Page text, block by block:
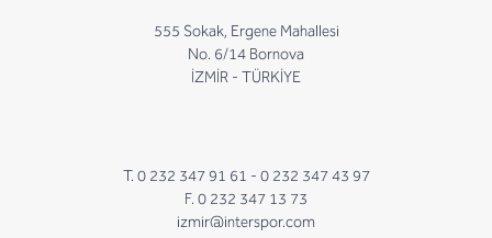
555 Sokak, Ergene Mahallesi
No. 6/14 Bornova
İZMİR - TÜRKİYE
T. 0 232 347 91 61 - 0 232 347 43 97
F. 0 232 347 13 73
izmir@interspor.com